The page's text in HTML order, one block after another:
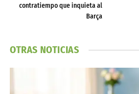
contratiempo que inquieta al
Barça
OTRAS NOTICIAS